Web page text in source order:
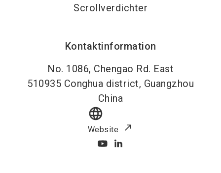
Scrollverdichter
Kontaktinformation
No. 1086, Chengao Rd. East
510935 Conghua district, Guangzhou
China
language
Website